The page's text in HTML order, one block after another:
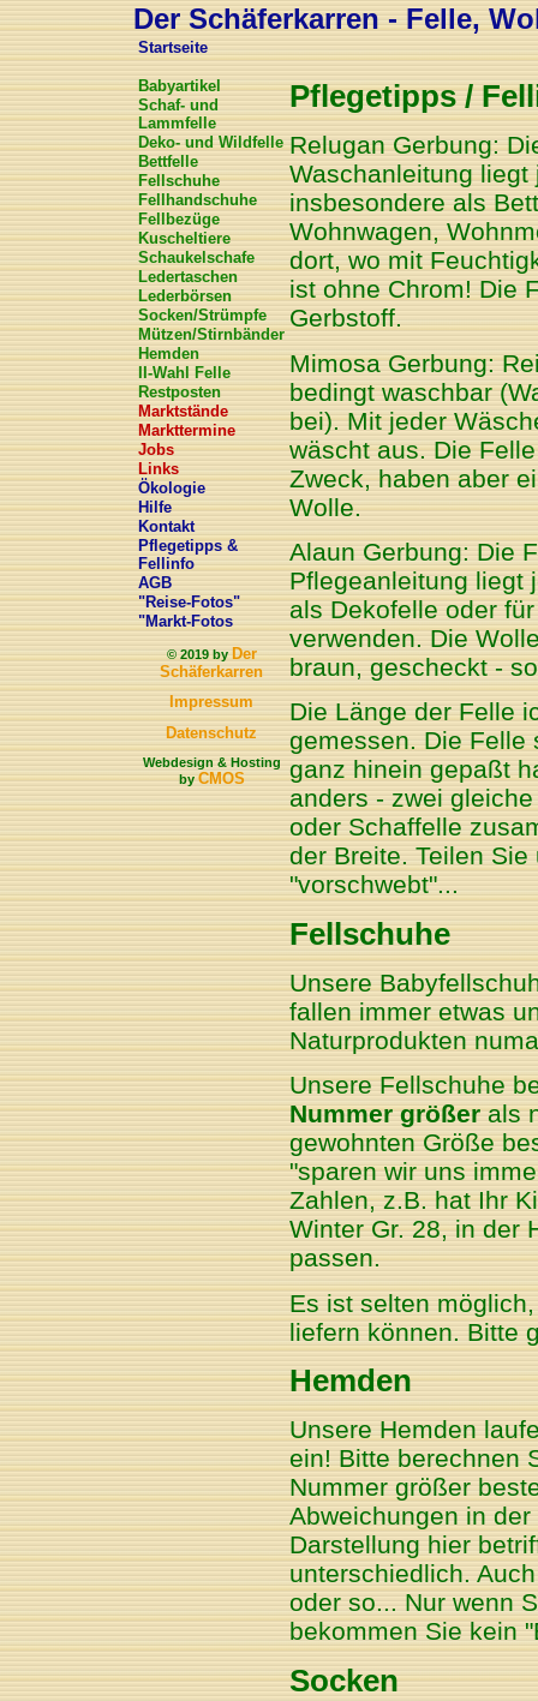
Der Schäferkarren - Felle,
Startseite
Babyartikel
Schaf- und
Lammfelle
Deko- und Wildfelle
Bettfelle
Fellschuhe
Fellhandschuhe
Fellbezüge
Kuscheltiere
Schaukelschafe
Ledertaschen
Lederbörsen
Socken/Strümpfe
Mützen/Stirnbänder
Hemden
II-Wahl Felle
Restposten
Marktstände
Markttermine
Jobs
Links
Ökologie
Hilfe
Kontakt
Pflegetipps &
Fellinfo
AGB
"Reise-Fotos"
"Markt-Fotos
© 2019 byDer
Schäferkarren
Impressum
Datenschutz
Webdesign & Hosting
byCMOS
Pflegetipps /
Relugan Gerbung:
Waschanleitung
insbesondere als
Wohnwagen,
dort, wo mit
ist ohne Chrom! Die
Gerbstoff.
Mimosa Gerbung:
bedingt waschbar
bei). Mit jeder
wäscht aus. Die
Zweck, haben aber
Wolle.
Alaun Gerbung: Die
Pflegeanleitung liegt
als Dekofelle oder
verwenden. Die
braun, gescheckt -
Die Länge der Felle
gemessen. Die Felle
ganz hinein gepaßt
anders - zwei
oder Schaffelle
der Breite. Teilen
"vorschwebt"...
Fellschuhe
Unsere
fallen immer etwas
Naturprodukten
Unsere Fellschuhe
Nummer größerals
gewohnten Größe
"sparen wir uns
Zahlen, z.B. hat Ihr
Winter Gr. 28, in der
passen.
Es ist selten
liefern können. Bitte
Hemden
Unsere Hemden
ein! Bitte berechnen
Nummer größer
Abweichungen in
Darstellung hier
unterschiedlich.
oder so... Nur wenn
bekommen Sie kein
Socken